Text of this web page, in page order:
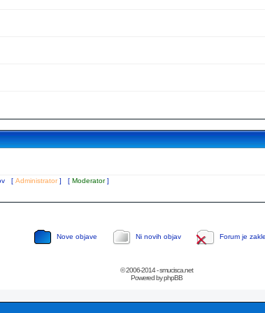
[ Administrator] [ Moderator]
Nove objave Ni novih objav Forum je
© 2006-2014 - smucisca.net
Powered by phpBB